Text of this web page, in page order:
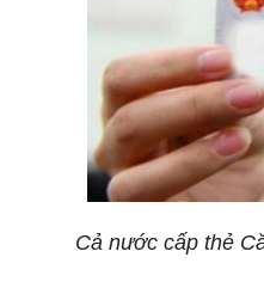
Cả nước cấp thẻ